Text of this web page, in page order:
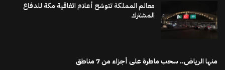
معالم المملكة تتوشح أعلام اتفاقية مكة للدفاع
المشترك
منها الرياض.. سحب ماطرة على أجزاء من 7 مناطق